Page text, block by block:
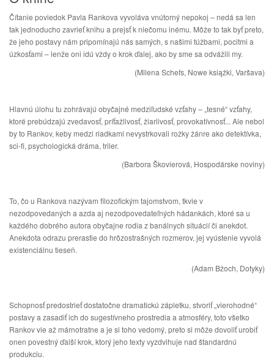
Čítanie poviedok Pavla Rankova vyvoláva vnútorný nepokoj – nedá sa len
tak jednoducho zavrieť knihu a prejsť k niečomu inému. Môže to tak byť preto,
že jeho postavy nám pripomínajú nás samých, s našimi túžbami, pocitmi a
úzkosťami – lenže oni idú vždy o krok ďalej, ako by sme sa odvážili my.
(Milena Schefs, Nowe książki, Varšava)
Hlavnú úlohu tu zohrávajú obyčajné medziľudské vzťahy – „tesné“ vzťahy,
ktoré prebúdzajú zvedavosť, príťažlivosť, žiarlivosť, provokatívnosť... Ale nebol
by to Rankov, keby medzi riadkami nevystrkovali rožky žánre ako detektívka,
sci-fi, psychologická dráma, triler.
(Barbora Škovierová, Hospodárske noviny)
To, čo u Rankova nazývam filozofickým tajomstvom, tkvie v
nezodpovedaných a azda aj nezodpovedateľných hádankách, ktoré sa u
každého dobrého autora obyčajne rodia z banálnych situácií či anekdot.
Anekdota odrazu prerastie do hrôzostrašných rozmerov, jej vyústenie vyvolá
existenciálnu tieseň.
(Adam Bžoch, Dotyky)
Schopnosť predostrieť dostatočne dramatickú zápletku, stvoriť „vierohodné“
postavy a zasadiť ich do sugestívneho prostredia a atmosféry, toto všetko
Rankov vie až márnotratne a je si toho vedomý, preto si môže dovoliť urobiť
onen povestný ďalší krok, ktorý jeho texty vyzdvihuje nad štandardnú
produkciu.